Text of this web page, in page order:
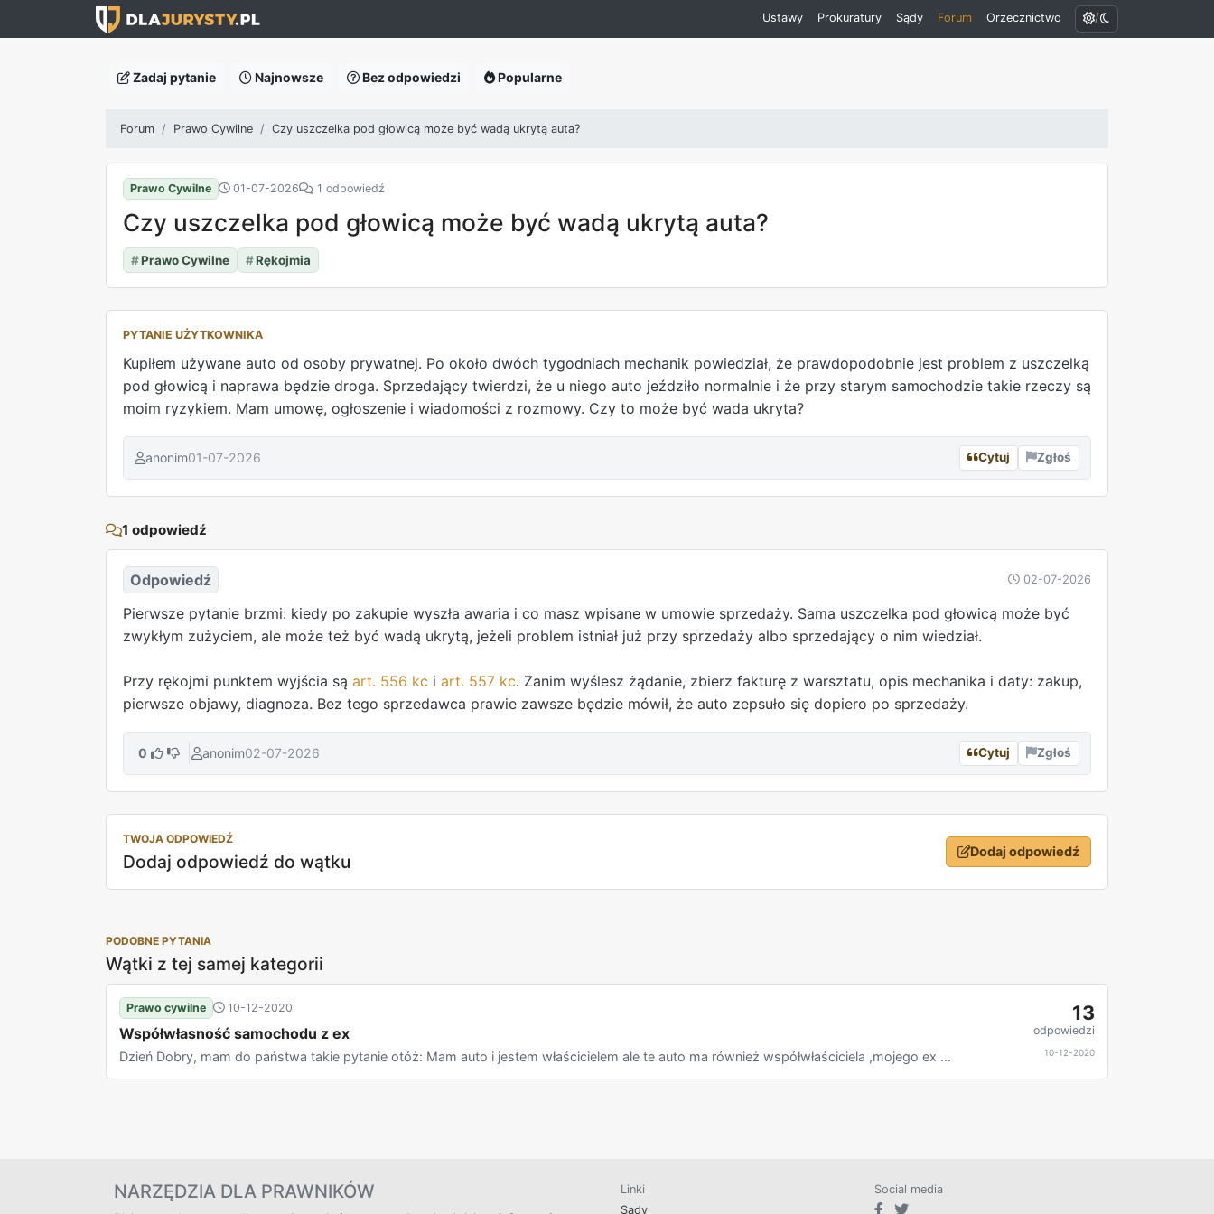
Ustawy Prokuratury Sądy Forum Orzecznictwo /
Zadaj pytanie Najnowsze Bez odpowiedzi Popularne
Forum Prawo Cywilne Czy uszczelka pod głowicą może być wadą ukrytą auta?
Prawo Cywilne 01-07-2026 1 odpowiedź
Czy uszczelka pod głowicą może być wadą ukrytą auta?
#Prawo Cywilne #Rękojmia
PYTANIE UŻYTKOWNIKA
Kupiłem używane auto od osoby prywatnej. Po około dwóch tygodniach mechanik powiedział, że prawdopodobnie jest problem z uszczelką
pod głowicą i naprawa będzie droga. Sprzedający twierdzi, że u niego auto jeździło normalnie i że przy starym samochodzie takie rzeczy są
moim ryzykiem. Mam umowę, ogłoszenie i wiadomości z rozmowy. Czy to może być wada ukryta?
anonim01-07-2026 Cytuj Zgłoś
1 odpowiedź
Odpowiedź 02-07-2026
Pierwsze pytanie brzmi: kiedy po zakupie wyszła awaria i co masz wpisane w umowie sprzedaży. Sama uszczelka pod głowicą może być
zwykłym zużyciem, ale może też być wadą ukrytą, jeżeli problem istniał już przy sprzedaży albo sprzedający o nim wiedział.
Przy rękojmi punktem wyjścia są art. 556 kc i art. 557 kc. Zanim wyślesz żądanie, zbierz fakturę z warsztatu, opis mechanika i daty: zakup,
pierwsze objawy, diagnoza. Bez tego sprzedawca prawie zawsze będzie mówił, że auto zepsuło się dopiero po sprzedaży.
0 anonim02-07-2026 Cytuj Zgłoś
TWOJA ODPOWIEDŹ
Dodaj odpowiedź do wątku Dodaj odpowiedź
PODOBNE PYTANIA
Wątki z tej samej kategorii
Prawo cywilne 10-12-2020
Współwłasność samochodu z ex
Dzień Dobry, mam do państwa takie pytanie otóż: Mam auto i jestem właścicielem ale te auto ma również współwłaściciela ,mojego ex ...
13
odpowiedzi
10-12-2020
NARZĘDZIA DLA PRAWNIKÓW
Linki
Sądy
Social media